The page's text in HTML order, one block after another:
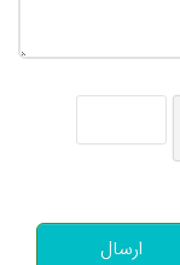
ارسال